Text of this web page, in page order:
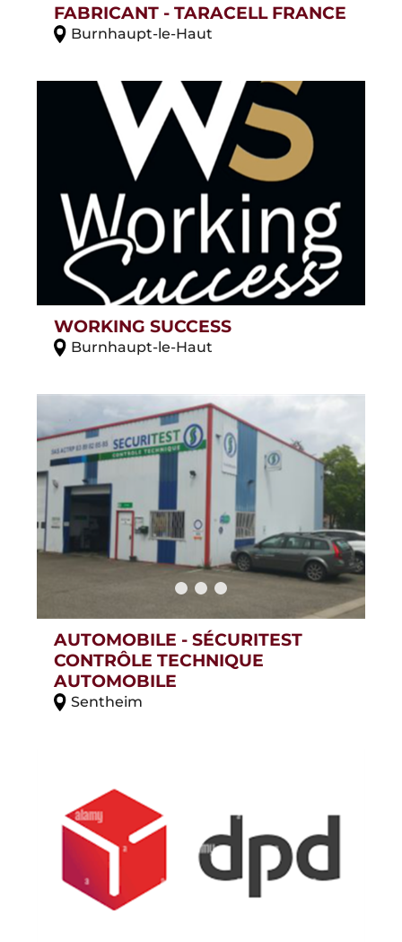
FABRICANT - TARACELL FRANCE
Burnhaupt-le-Haut
WORKING SUCCESS
Burnhaupt-le-Haut
AUTOMOBILE - SÉCURITEST
CONTRÔLE TECHNIQUE
AUTOMOBILE
Sentheim